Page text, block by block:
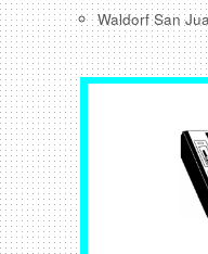
Waldorf San